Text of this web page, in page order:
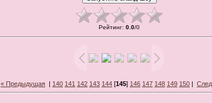
Рейтинг: 0.0/0
« Предыдущая | 140 141 142 143 144 [145] 146 147 148 149 150 |